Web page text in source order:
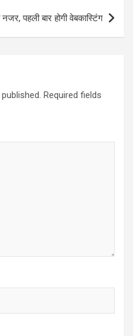
पहली बार होगी वेबकास्टिंग
Required fields